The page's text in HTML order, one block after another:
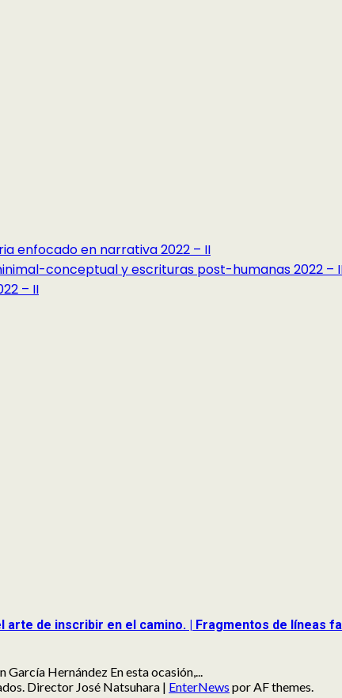
enfocado en narrativa 2022 – II
conceptual y escrituras post-humanas 2022 –
– II
arte de inscribir en el camino. | Fragmentos de líneas
García Hernández En esta ocasión,...
Director José Natsuhara | EnterNews por AF themes.